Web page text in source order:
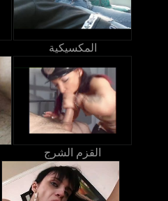
المكسيكية
القزم الشرج